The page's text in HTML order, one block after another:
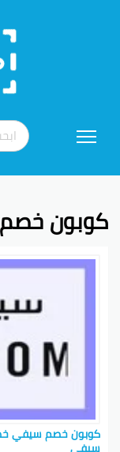
إلى
كوبون
سيفي